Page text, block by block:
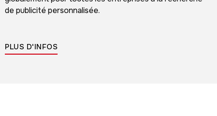
de publicité personnalisée.
PLUS D'INFOS